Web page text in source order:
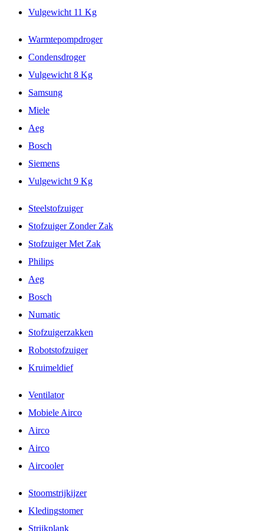
Vulgewicht 11 Kg
Warmtepompdroger
Condensdroger
Vulgewicht 8 Kg
Samsung
Miele
Aeg
Bosch
Siemens
Vulgewicht 9 Kg
Steelstofzuiger
Stofzuiger Zonder Zak
Stofzuiger Met Zak
Philips
Aeg
Bosch
Numatic
Stofzuigerzakken
Robotstofzuiger
Kruimeldief
Ventilator
Mobiele Airco
Airco
Airco
Aircooler
Stoomstrijkijzer
Kledingstomer
Strijkplank